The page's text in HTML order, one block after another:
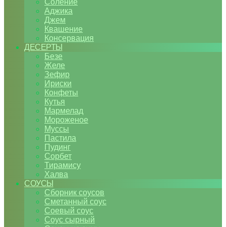
Соление
Аджика
Джем
Квашение
Консервация
ДЕСЕРТЫ
Безе
Желе
Зефир
Ириски
Конфеты
Кутья
Мармелад
Мороженое
Муссы
Пастила
Пудинг
Сорбет
Тирамису
Халва
СОУСЫ
Сборник соусов
Сметанный соус
Соевый соус
Соус сырный